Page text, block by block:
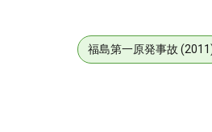
福島第一原発事故